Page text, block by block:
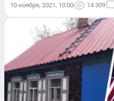
10 ноября, 2021, 10:00 14 309